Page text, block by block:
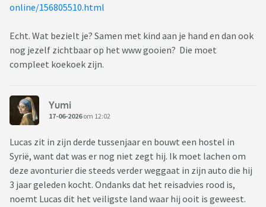
online/156805510.html
Echt. Wat bezielt je? Samen met kind aan je hand en dan ook
nog jezelf zichtbaar op het www gooien? Die moet
compleet koekoek zijn.
Yumi
17-06-2026om 12:02
Lucas zit in zijn derde tussenjaar en bouwt een hostel in
Syrië, want dat was er nog niet zegt hij. Ik moet lachen om
deze avonturier die steeds verder weggaat in zijn auto die hij
3 jaar geleden kocht. Ondanks dat het reisadvies rood is,
noemt Lucas dit het veiligste land waar hij ooit is geweest.